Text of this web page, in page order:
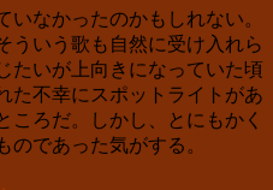
いなかったのかもしれない。
ういう歌も自然に受け入れら
たいが上向きになっていた頃
た不幸にスポットライトがあ
ころだ。しかし、とにもかく
のであった気がする。